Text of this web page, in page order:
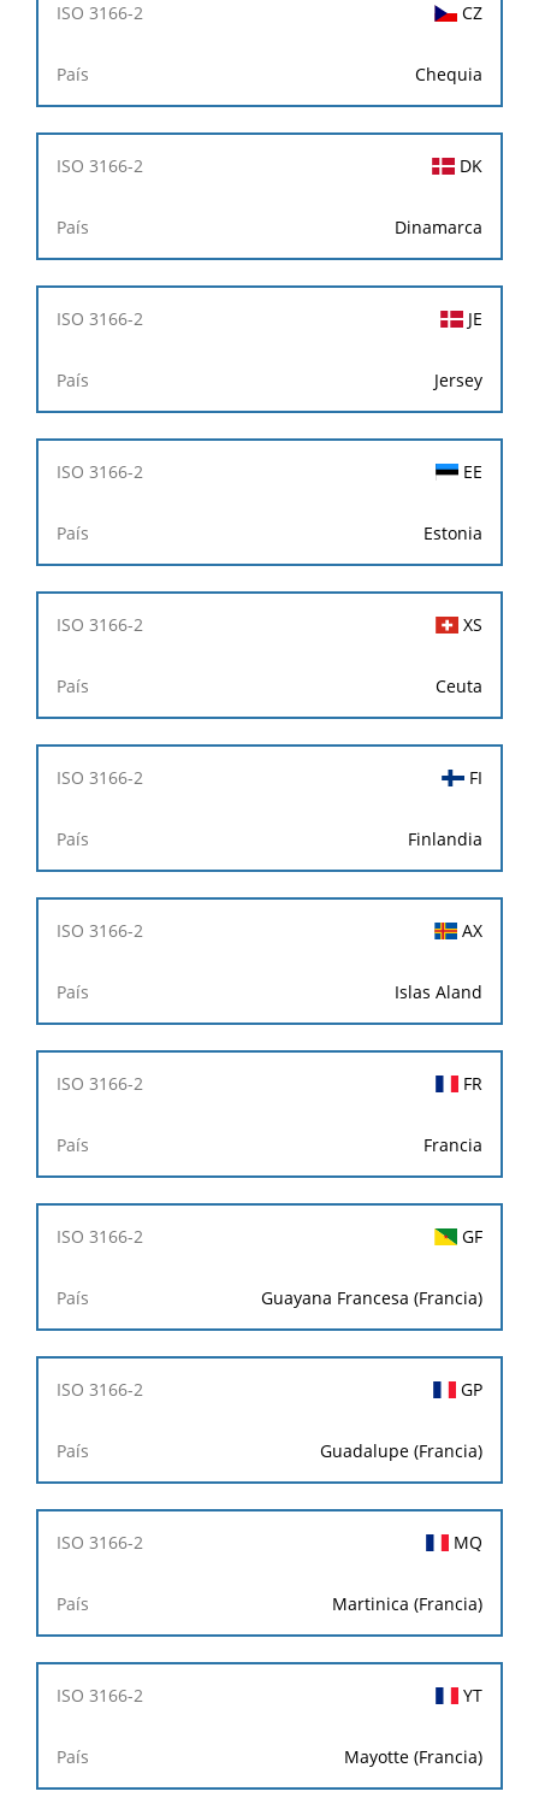
CZ
Chequia
DK
Dinamarca
JE
Jersey
EE
Estonia
XS
Ceuta
FI
Finlandia
AX
Islas Aland
FR
Francia
GF
Guayana Francesa (Francia)
GP
Guadalupe (Francia)
MQ
Martinica (Francia)
YT
Mayotte (Francia)